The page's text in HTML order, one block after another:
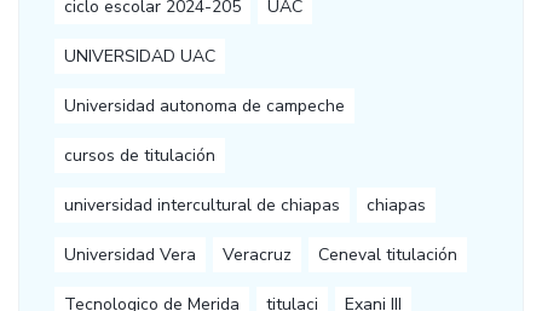
ciclo escolar 2024-205 UAC
UNIVERSIDAD UAC
Universidad autonoma de campeche
cursos de titulación
universidad intercultural de chiapas chiapas
Universidad Vera Veracruz Ceneval titulación
Tecnologico de Merida titulaci Exani III